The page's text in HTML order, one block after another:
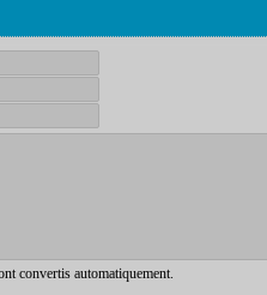
convertis automatiquement.